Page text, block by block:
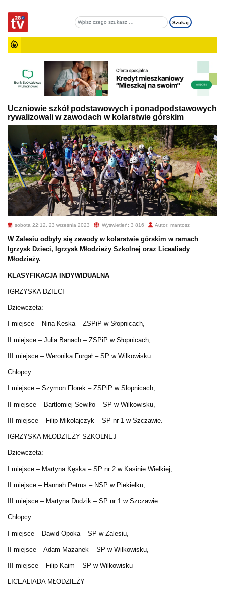
Uczniowie szkół podstawowych i ponadpodstawowych
rywalizowali w zawodach w kolarstwie górskim
sobota 22:12, 23 września 2023 Wyświetleń: 3 816 Autor: mantosz
W Zalesiu odbyły się zawody w kolarstwie górskim w ramach
Igrzysk Dzieci, Igrzysk Młodzieży Szkolnej oraz Licealiady
Młodzieży.
KLASYFIKACJA INDYWIDUALNA
IGRZYSKA DZIECI
Dziewczęta:
I miejsce – Nina Kęska – ZSPiP w Słopnicach,
II miejsce – Julia Banach – ZSPiP w Słopnicach,
III miejsce – Weronika Furgał – SP w Wilkowisku.
Chłopcy:
I miejsce – Szymon Florek – ZSPiP w Słopnicach,
II miejsce – Bartłomiej Sewiłło – SP w Wilkowisku,
III miejsce – Filip Mikołajczyk – SP nr 1 w Szczawie.
IGRZYSKA MŁODZIEŻY SZKOLNEJ
Dziewczęta:
I miejsce – Martyna Kęska – SP nr 2 w Kasinie Wielkiej,
II miejsce – Hannah Petrus – NSP w Piekiełku,
III miejsce – Martyna Dudzik – SP nr 1 w Szczawie.
Chłopcy:
I miejsce – Dawid Opoka – SP w Zalesiu,
II miejsce – Adam Mazanek – SP w Wilkowisku,
III miejsce – Filip Kaim – SP w Wilkowisku
LICEALIADA MŁODZIEŻY